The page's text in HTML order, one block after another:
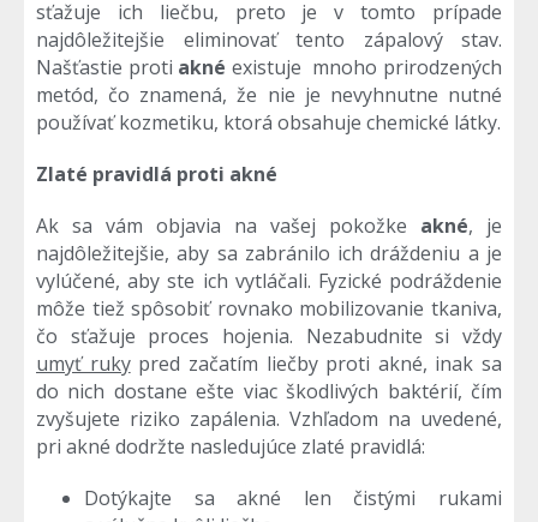
sťažuje ich liečbu, preto je v tomto prípade
najdôležitejšie eliminovať tento zápalový stav.
Našťastie proti akné existuje mnoho prirodzených
metód, čo znamená, že nie je nevyhnutne nutné
používať kozmetiku, ktorá obsahuje chemické látky.
Zlaté pravidlá proti akné
Ak sa vám objavia na vašej pokožke akné, je
najdôležitejšie, aby sa zabránilo ich dráždeniu a je
vylúčené, aby ste ich vytláčali. Fyzické podráždenie
môže tiež spôsobiť rovnako mobilizovanie tkaniva,
čo sťažuje proces hojenia. Nezabudnite si vždy
umyť rukypred začatím liečby proti akné, inak sa
do nich dostane ešte viac škodlivých baktérií, čím
zvyšujete riziko zapálenia. Vzhľadom na uvedené,
pri akné dodržte nasledujúce zlaté pravidlá:
Dotýkajte sa akné len čistými rukami